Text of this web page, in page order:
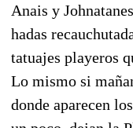
Anais y
hadas
tatuajes playeros
Lo mismo si
donde aparecen